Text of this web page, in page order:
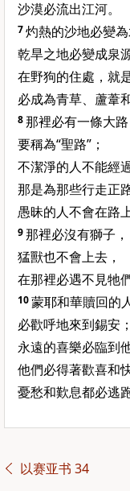
沙漠必流出江河。
7灼熱的沙地必變為
乾旱之地必變成泉
在野狗的住處，就
必成為青草、蘆葦
8那裡必有一條大路
要稱為“聖路”；
不潔淨的人不能經
那是為那些行走正
愚昧的人不會在路
9那裡必沒有獅子，
猛獸也不會上去，
在那裡必遇不見牠
10蒙耶和華贖回的
必歡呼地來到錫安；
永遠的喜樂必臨到
他們必得著歡喜和
憂愁和歎息都必逃跑
以赛亚书 34